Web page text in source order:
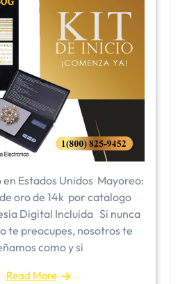
Estados Unidos ​Mayoreo:
oro de 14k por catalogo
Digital Incluida Si nunca
te preocupes, nosotros te
como y si
Read More